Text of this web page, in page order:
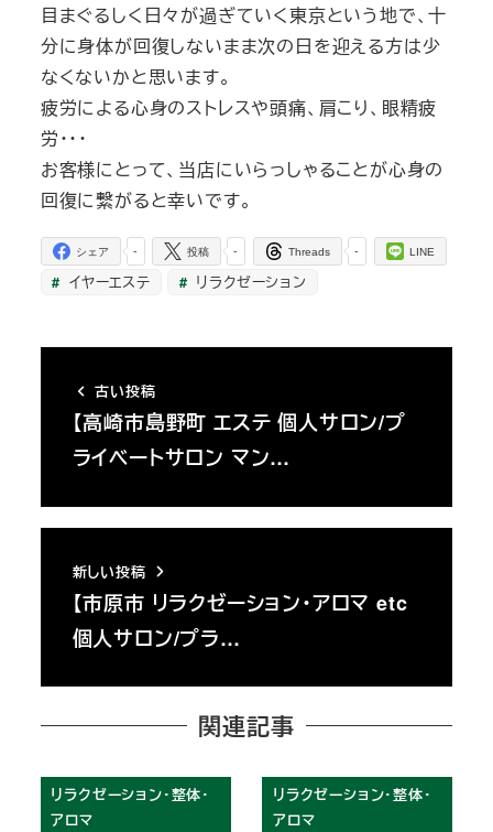
目まぐるしく日々が過ぎていく東京という地で、十
分に身体が回復しないまま次の日を迎える方は少
なくないかと思います。
疲労による心身のストレスや頭痛、肩こり、眼精疲
労・・・
お客様にとって、当店にいらっしゃることが心身の
回復に繋がると幸いです。
-
シェア -
投稿 -
Threads LINE
イヤーエステ リラクゼーション
古い投稿
【高崎市島野町 エステ 個人サロン/プ
ライベートサロン マン…
新しい投稿
【市原市 リラクゼーション・アロマ etc
個人サロン/プラ…
関連記事
リラクゼーション・整体・
アロマ
リラクゼーション・整体・
アロマ